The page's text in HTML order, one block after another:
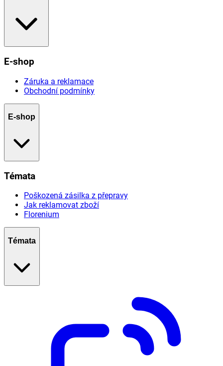
E-shop
Záruka a reklamace
Obchodní podmínky
E-shop
Témata
Poškozená zásilka z přepravy
Jak reklamovat zboží
Florenium
Témata